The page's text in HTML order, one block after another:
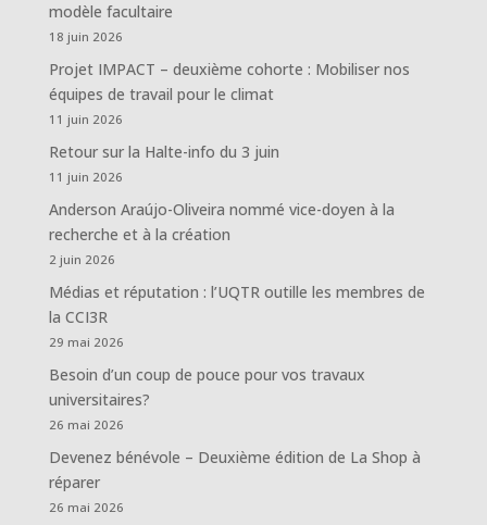
modèle facultaire
18 juin 2026
Projet IMPACT – deuxième cohorte : Mobiliser nos
équipes de travail pour le climat
11 juin 2026
Retour sur la Halte-info du 3 juin
11 juin 2026
Anderson Araújo-Oliveira nommé vice-doyen à la
recherche et à la création
2 juin 2026
Médias et réputation : l’UQTR outille les membres de
la CCI3R
29 mai 2026
Besoin d’un coup de pouce pour vos travaux
universitaires?
26 mai 2026
Devenez bénévole – Deuxième édition de La Shop à
réparer
26 mai 2026